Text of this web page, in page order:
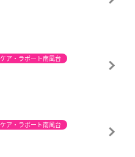
ケア・ラポート南風台
ケア・ラポート南風台